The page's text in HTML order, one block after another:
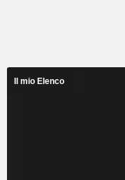
Il mio Elenco